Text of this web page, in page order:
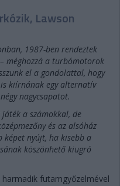
Lawson
1987-ben rendeztek
méghozzá a turbómotorok
el a gondolattal, hogy
kiírnának egy alternatív
nagycsapatot.
a számokkal, de
és az alsóház
képet nyújt, ha kisebb a
köszönhető kiugró
futamgyőzelmével